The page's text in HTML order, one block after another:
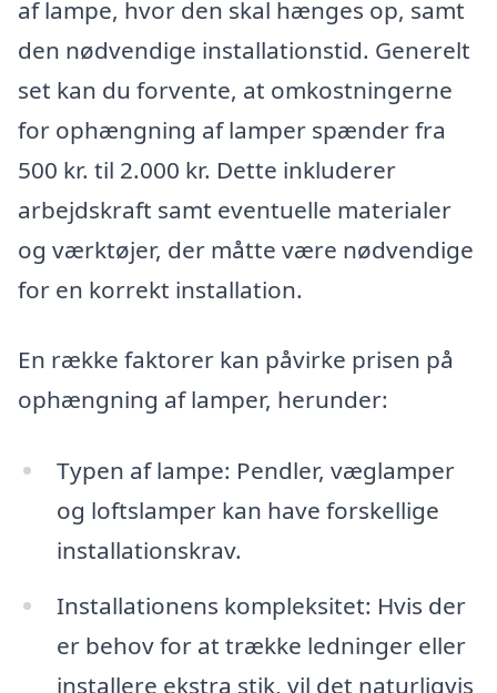
af lampe, hvor den skal hænges op, samt
den nødvendige installationstid. Generelt
set kan du forvente, at omkostningerne
for ophængning af lamper spænder fra
500 kr. til 2.000 kr. Dette inkluderer
arbejdskraft samt eventuelle materialer
og værktøjer, der måtte være nødvendige
for en korrekt installation.
En række faktorer kan påvirke prisen på
ophængning af lamper, herunder:
Typen af lampe: Pendler, væglamper
og loftslamper kan have forskellige
installationskrav.
Installationens kompleksitet: Hvis der
er behov for at trække ledninger eller
installere ekstra stik, vil det naturligvis